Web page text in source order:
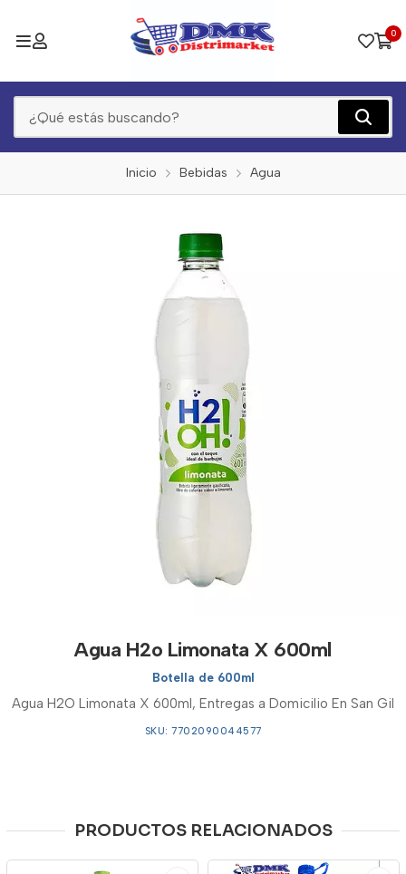
0
Inicio Bebidas Agua
Agua H2o Limonata X 600ml
Botella de 600ml
Agua H2O Limonata X 600ml, Entregas a Domicilio En San Gil
SKU: 7702090044577
PRODUCTOS RELACIONADOS